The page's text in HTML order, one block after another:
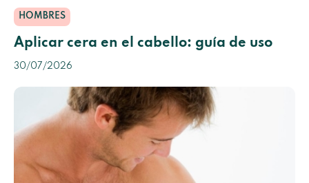
HOMBRES
Aplicar cera en el cabello: guía de uso
30/07/2026